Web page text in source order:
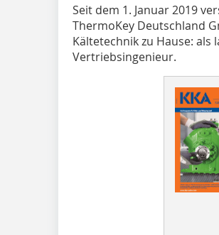
Seit dem 1. Januar 2019
ThermoKey Deutschland
Kältetechnik zu Hause:
Vertriebsingenieur.